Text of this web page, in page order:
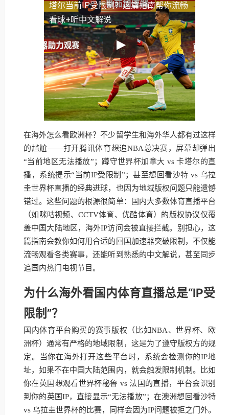
塔尔当前IP受限制？这篇指南帮你流畅
看球+听中文解说
在海外怎么看欧洲杯？不少留学生和海外华人都有过这样
的尴尬——打开腾讯体育想追NBA总决赛，屏幕却弹出
“当前地区无法播放”；蹲守世界杯加拿大 vs 卡塔尔的直
播，系统提示“当前IP受限制”；甚至想回看沙特 vs 乌拉
圭世界杯直播的经典进球，也因为地域版权问题只能遗憾
错过。这些问题的根源很简单：国内大多数体育直播平台
（如咪咕视频、CCTV体育、优酷体育）的版权协议仅覆
盖中国大陆地区，海外IP访问会被直接拦截。别担心，这
篇指南会教你如何用合适的回国加速器突破限制，不仅能
流畅观看各类赛事，还能听到熟悉的中文解说，甚至同步
追国内热门电视节目。
为什么海外看国内体育直播总是“IP受
限制”？
国内体育平台购买的赛事版权（比如NBA、世界杯、欧
洲杯）通常有严格的地域限制，这是为了遵守版权方的规
定。当你在海外打开这些平台时，系统会检测你的IP地
址，如果不在中国大陆范围内，就会触发限制机制。比如
你在英国想观看世界杯秘鲁 vs 法国的直播，平台会识别
到你的英国IP，直接显示“无法播放”；在澳洲想回看沙特
vs 乌拉圭世界杯的比赛，同样会因为IP问题被拒之门外。